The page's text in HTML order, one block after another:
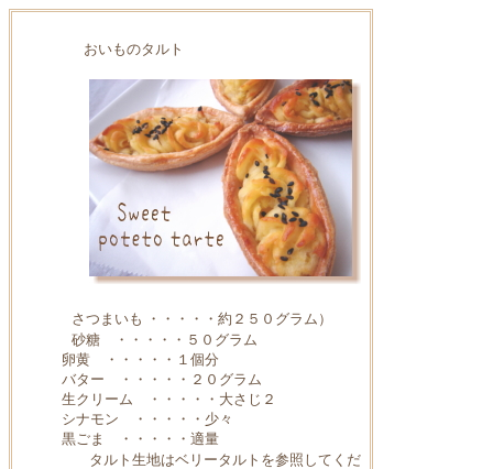
おいものタルト
さつまいも ・・・・・約２５０グラム）
砂糖 ・・・・・５０グラム
卵黄 ・・・・・１個分
バター ・・・・・２０グラム
生クリーム ・・・・・大さじ２
シナモン ・・・・・少々
黒ごま ・・・・・適量
タルト生地はベリータルトを参照してくだ